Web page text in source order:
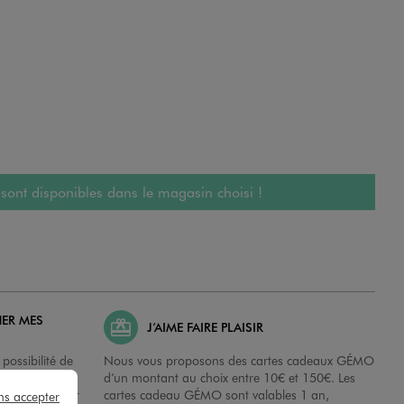
disponibles dans le magasin choisi !
MES
de
sur
J’AIME FAIRE PLAISIR
Nous vous proposons des cartes cadeaux GÉMO
d’un montant au choix entre 10€ et 150€. Les
cartes cadeau GÉMO sont valables 1 an,
accepter